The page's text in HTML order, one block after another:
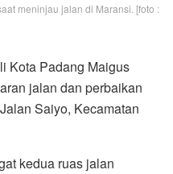
meninjau jalan di Maransi. [foto :
Kota Padang Maigus
jalan dan perbaikan
Saiyo, Kecamatan
kedua ruas jalan